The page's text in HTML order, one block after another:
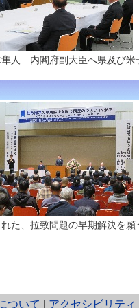
人 内閣府副大臣へ県及び米
た、拉致問題の早期解決を
ついて アクセシビリティ